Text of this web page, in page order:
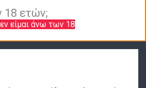
18 ετών;
είμαι άνω των 18